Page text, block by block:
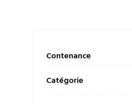
Contenance
Catégorie